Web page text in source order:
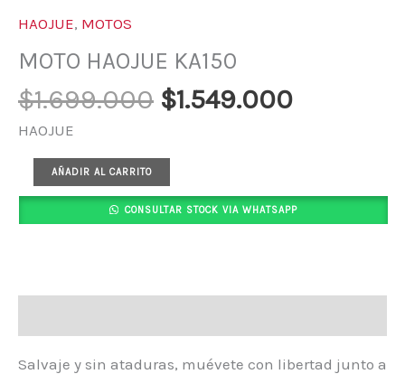
HAOJUE, MOTOS
MOTO HAOJUE KA150
$1.699.000 $1.549.000
HAOJUE
AÑADIR AL CARRITO
CONSULTAR STOCK VIA WHATSAPP
Salvaje y sin ataduras, muévete con libertad junto a